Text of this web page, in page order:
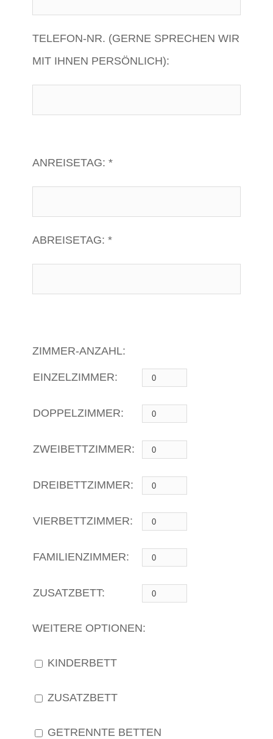
TELEFON-NR. (GERNE SPRECHEN WIR
MIT IHNEN PERSÖNLICH):
ANREISETAG: *
ABREISETAG: *
ZIMMER-ANZAHL:
EINZELZIMMER:
DOPPELZIMMER:
ZWEIBETTZIMMER:
DREIBETTZIMMER:
VIERBETTZIMMER:
FAMILIENZIMMER:
ZUSATZBETT:
WEITERE OPTIONEN:
KINDERBETT
ZUSATZBETT
GETRENNTE BETTEN